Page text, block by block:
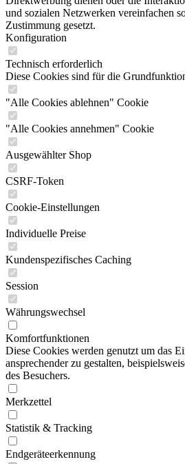
und sozialen Netzwerken vereinfachen
Zustimmung gesetzt.
Konfiguration
Technisch erforderlich
Diese Cookies sind für die
"Alle Cookies ablehnen" Cookie
"Alle Cookies annehmen" Cookie
Ausgewählter Shop
CSRF-Token
Cookie-Einstellungen
Individuelle Preise
Kundenspezifisches Caching
Session
Währungswechsel
Komfortfunktionen
Diese Cookies werden genutzt um das
ansprechender zu gestalten,
des Besuchers.
Merkzettel
Statistik & Tracking
Endgeräteerkennung